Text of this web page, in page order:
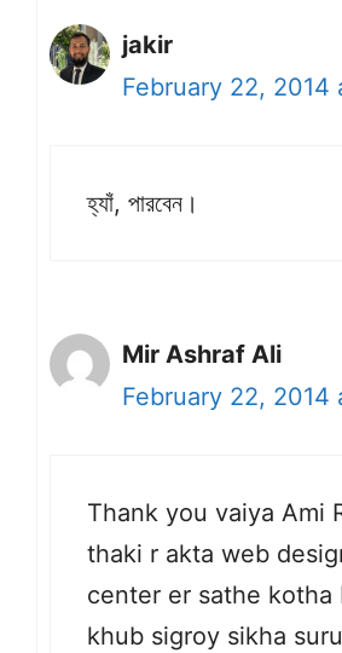
jakir
February 22, 2014
হ্যাঁ, পারবেন।
Mir Ashraf Ali
February 22, 2014
Thank you vaiya Ami
thaki r akta web
center er sathe kotha
khub sigroy sikha